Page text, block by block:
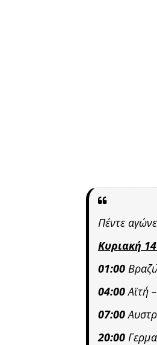
Πέντε
Κυριακή
01:00
04:00Αϊτή
07:00
20:00